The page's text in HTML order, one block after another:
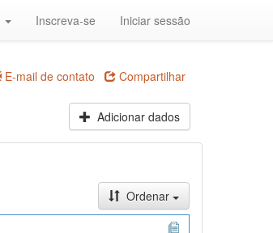
Inscreva-se Iniciar sessão
E-mail de contato Compartilhar
Adicionar dados
Ordenar